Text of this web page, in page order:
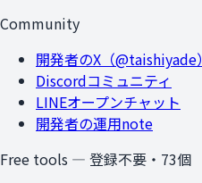
Community
開発者のX（@taishiyade）
Discordコミュニティ
LINEオープンチャット
開発者の運用note
Free tools — 登録不要・ 73個